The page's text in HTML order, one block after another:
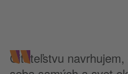
Čitateľstvu